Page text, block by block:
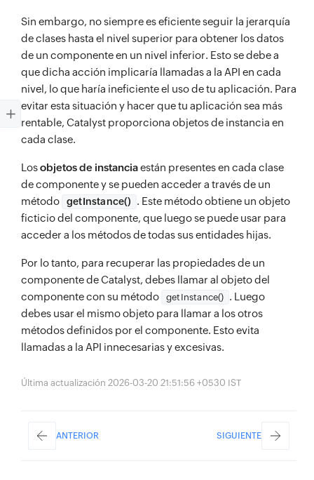
Sin embargo, no siempre es eficiente seguir la jerarquía
de clases hasta el nivel superior para obtener los datos
de un componente en un nivel inferior. Esto se debe a
que dicha acción implicaría llamadas a la API en cada
nivel, lo que haría ineficiente el uso de tu aplicación. Para
evitar esta situación y hacer que tu aplicación sea más
rentable, Catalyst proporciona objetos de instancia en
cada clase.
Losobjetos de instanciaestán presentes en cada clase
de componente y se pueden acceder a través de un
método
getInstance()
. Este método obtiene un objeto
ficticio del componente, que luego se puede usar para
acceder a los métodos de todas sus entidades hijas.
Por lo tanto, para recuperar las propiedades de un
componente de Catalyst, debes llamar al objeto del
componente con su método
getInstance() . Luego
debes usar el mismo objeto para llamar a los otros
métodos definidos por el componente. Esto evita
llamadas a la API innecesarias y excesivas.
Última actualización 2026-03-20 21:51:56 +0530 IST
ANTERIOR SIGUIENTE